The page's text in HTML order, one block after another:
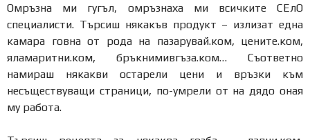
Омръзна ми гугъл, омръзнаха ми всичките СЕлО
специалисти. Търсиш някакъв продукт – излизат една
камара говна от рода на пазарувай.ком, цените.ком,
яламаритни.ком, бръкнимивгъза.ком… Съответно
намираш някакви остарели цени и връзки към
несъществуващи страници, по-умрели от на дядо оная
му работа.